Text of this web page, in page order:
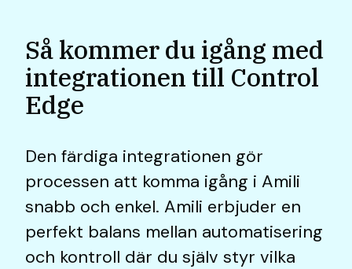
Så kommer du igång med
integrationen till Control
Edge
Den färdiga integrationen gör
processen att komma igång i Amili
snabb och enkel. Amili erbjuder en
perfekt balans mellan automatisering
och kontroll där du själv styr vilka